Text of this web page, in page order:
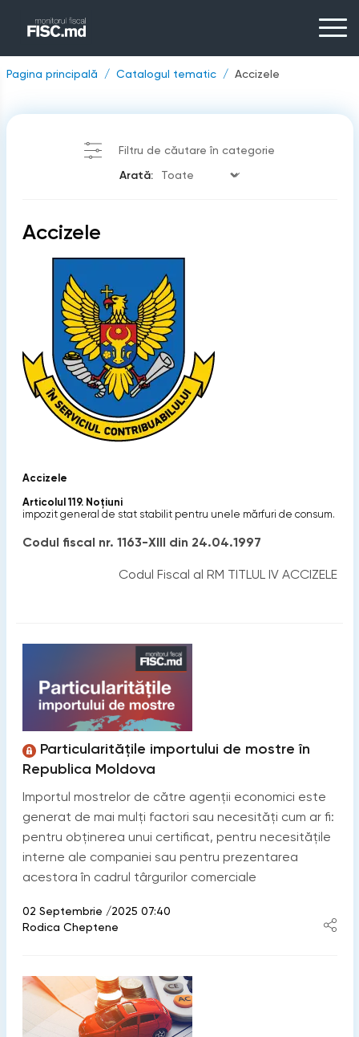
Pagina principală Catalogul tematic Accizele
Filtru de căutare în categorie
Arată:
Accizele
Accizele
Articolul 119. Noţiuni
impozit general de stat stabilit pentru unele mărfuri de consum.
Codul fiscal nr. 1163-XIII din 24.04.1997
Codul Fiscal al RM TITLUL IV ACCIZELE
Particularitățile importului de mostre în
Republica Moldova
Importul mostrelor de către agenții economici este
generat de mai mulți factori sau necesități cum ar fi:
pentru obținerea unui certificat, pentru necesitățile
interne ale companiei sau pentru prezentarea
acestora în cadrul târgurilor comerciale
02 Septembrie /2025 07:40
Rodica Cheptene